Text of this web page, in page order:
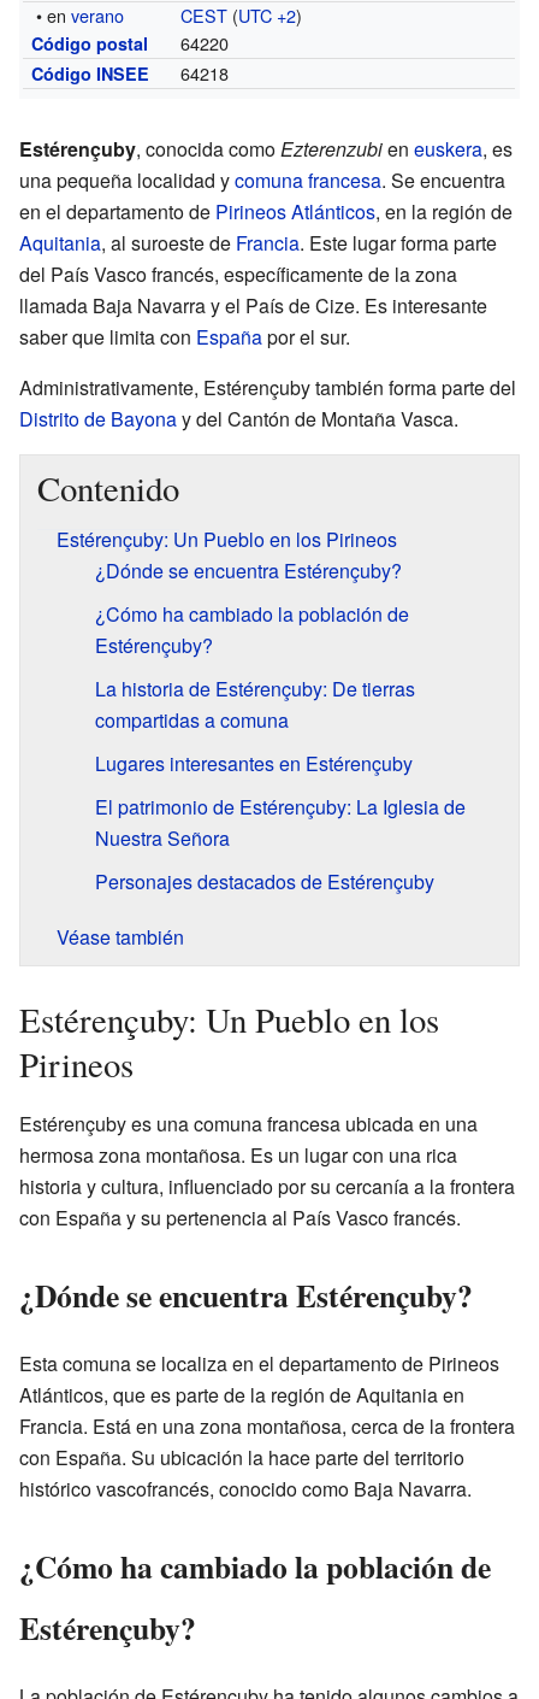
• enverano CEST (UTC +2)
Código postal 64220
Código INSEE 64218
Estérençuby, conocida comoEzterenzubien euskera, es
una pequeña localidad ycomuna francesa. Se encuentra
en el departamento de Pirineos Atlánticos, en la región de
Aquitania, al suroeste de Francia. Este lugar forma parte
del País Vasco francés, específicamente de la zona
llamada Baja Navarra y el País de Cize. Es interesante
saber que limita con Españapor el sur.
Administrativamente, Estérençuby también forma parte del
Distrito de Bayonay del Cantón de Montaña Vasca.
Contenido
Estérençuby: Un Pueblo en los Pirineos
¿Dónde se encuentra Estérençuby?
¿Cómo ha cambiado la población de
Estérençuby?
La historia de Estérençuby: De tierras
compartidas a comuna
Lugares interesantes en Estérençuby
El patrimonio de Estérençuby: La Iglesia de
Nuestra Señora
Personajes destacados de Estérençuby
Véase también
Estérençuby: Un Pueblo en los
Pirineos
Estérençuby es una comuna francesa ubicada en una
hermosa zona montañosa. Es un lugar con una rica
historia y cultura, influenciado por su cercanía a la frontera
con España y su pertenencia al País Vasco francés.
¿Dónde se encuentra Estérençuby?
Esta comuna se localiza en el departamento de Pirineos
Atlánticos, que es parte de la región de Aquitania en
Francia. Está en una zona montañosa, cerca de la frontera
con España. Su ubicación la hace parte del territorio
histórico vascofrancés, conocido como Baja Navarra.
¿Cómo ha cambiado la población de
Estérençuby?